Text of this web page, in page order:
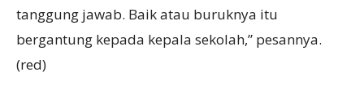
tanggung jawab. Baik atau buruknya itu
bergantung kepada kepala sekolah,” pesannya.
(red)